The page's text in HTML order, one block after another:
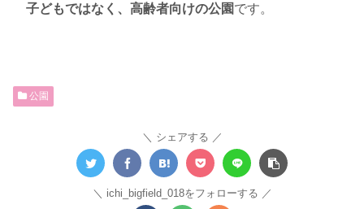
子どもではなく、高齢者向けの公園です。
公園
シェアする
ichi_bigfield_018をフォローする